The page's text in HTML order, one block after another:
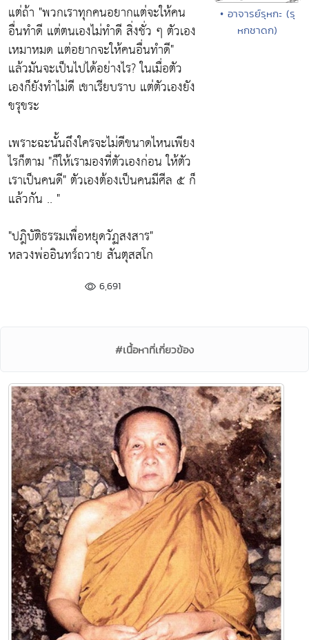
แต่ถ้า "พวกเราทุกคนอยากแต่จะให้คน
อื่นทำดี แต่ตนเองไม่ทำดี สิ่งชั่ว ๆ ตัวเอง
เหมาหมด แต่อยากจะให้คนอื่นทำดี"
แล้วมันจะเป็นไปได้อย่างไร? ในเมื่อตัว
เองก็ยังทำไม่ดี เขาเรียบราบ แต่ตัวเองยัง
ขรุขระ
เพราะฉะนั้นถึงใครจะไม่ดีขนาดไหนเพียง
ไรก็ตาม "ก็ให้เรามองที่ตัวเองก่อน ให้ตัว
เราเป็นคนดี"ตัวเองต้องเป็นคนมีศีล ๕ ก็
แล้วกัน .. "
"ปฎิบัติธรรมเพื่อหยุดวัฏสงสาร"
หลวงพ่ออินทร์ถวาย สันตุสสโก
6,691
• อาจารย์รุหกะ (รุ
หกชาดก)
#เนื้อหาที่เกี่ยวข้อง